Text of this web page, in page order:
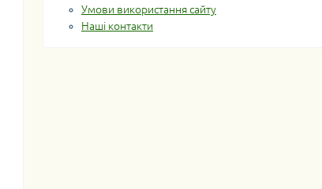
Умови використання сайту
Наші контакти